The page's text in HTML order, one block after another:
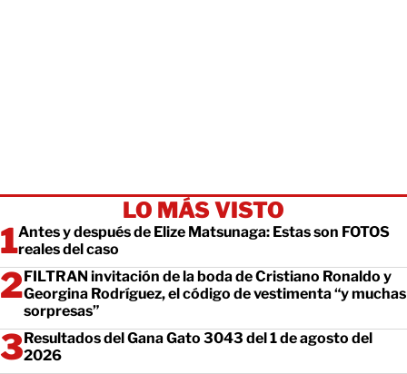
LO MÁS VISTO
Antes y después de Elize Matsunaga: Estas son FOTOS
reales del caso
FILTRAN invitación de la boda de Cristiano Ronaldo y
Georgina Rodríguez, el código de vestimenta “y muchas
sorpresas”
Resultados del Gana Gato 3043 del 1 de agosto del
2026